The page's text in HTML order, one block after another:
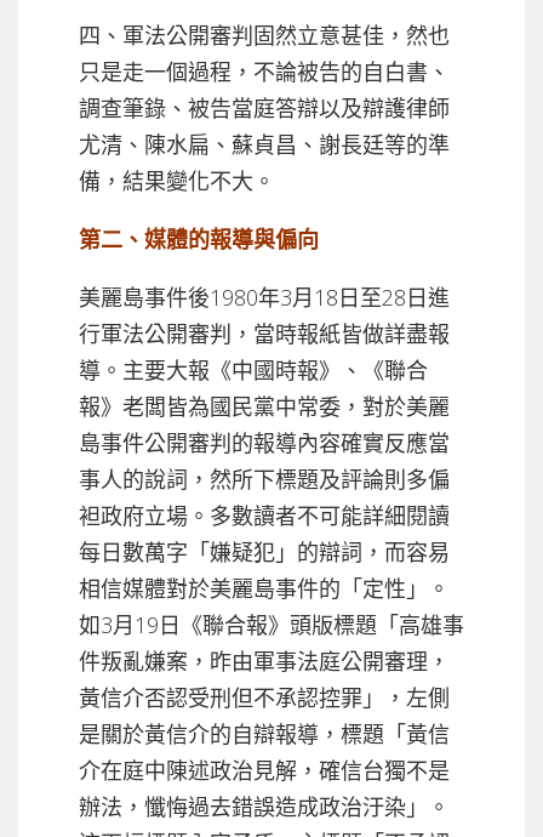
四、軍法公開審判固然立意甚佳，然也
只是走一個過程，不論被告的自白書、
調查筆錄、被告當庭答辯以及辯護律師
尤清、陳水扁、蘇貞昌、謝長廷等的準
備，結果變化不大。
第二、媒體的報導與偏向
美麗島事件後1980年3月18日至28日進
行軍法公開審判，當時報紙皆做詳盡報
導。主要大報《中國時報》、《聯合
報》老闆皆為國民黨中常委，對於美麗
島事件公開審判的報導內容確實反應當
事人的說詞，然所下標題及評論則多偏
袒政府立場。多數讀者不可能詳細閱讀
每日數萬字「嫌疑犯」的辯詞，而容易
相信媒體對於美麗島事件的「定性」。
如3月19日《聯合報》頭版標題「高雄事
件叛亂嫌案，昨由軍事法庭公開審理，
黃信介否認受刑但不承認控罪」，左側
是關於黃信介的自辯報導，標題「黃信
介在庭中陳述政治見解，確信台獨不是
辦法，懺悔過去錯誤造成政治汙染」。